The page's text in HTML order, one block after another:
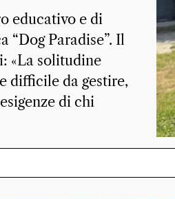
educativo e di
“Dog Paradise”. Il
«La solitudine
difficile da gestire,
di chi